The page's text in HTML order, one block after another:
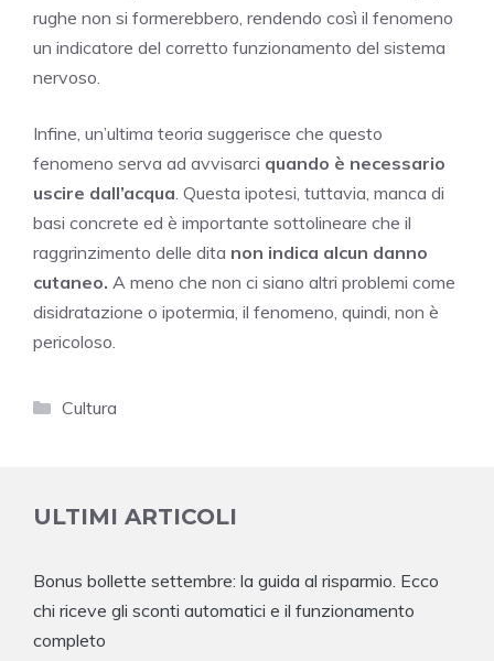
rughe non si formerebbero, rendendo così il fenomeno
un indicatore del corretto funzionamento del sistema
nervoso.
Infine, un’ultima teoria suggerisce che questo
fenomeno serva ad avvisarci quando è necessario
uscire dall’acqua . Questa ipotesi, tuttavia, manca di
basi concrete ed è importante sottolineare che il
raggrinzimento delle dita non indica alcun danno
cutaneo. A meno che non ci siano altri problemi come
disidratazione o ipotermia, il fenomeno, quindi, non è
pericoloso.
Categorie
Cultura
ULTIMI ARTICOLI
Bonus bollette settembre: la guida al risparmio. Ecco
chi riceve gli sconti automatici e il funzionamento
completo